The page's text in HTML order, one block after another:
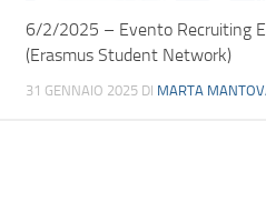
6/2/2025 – Evento Recruiting
(Erasmus Student Network)
31 GENNAIO 2025 DI MARTA